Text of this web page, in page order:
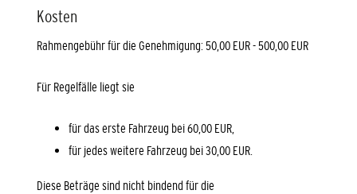
Kosten
Rahmengebühr für die Genehmigung: 50,00 EUR - 500,00 EUR
Für Regelfälle liegt sie
für das erste Fahrzeug bei 60,00 EUR,
für jedes weitere Fahrzeug bei 30,00 EUR.
Diese Beträge sind nicht bindend für die